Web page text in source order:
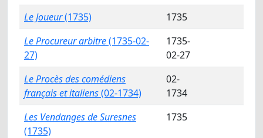
Le Joueur(1735)
1735
Le Procureur arbitre(1735-02-
27)
1735-
02-27
Le Procès des comédiens
français et italiens(02-1734)
02-
1734
Les Vendanges de Suresnes
(1735)
1735